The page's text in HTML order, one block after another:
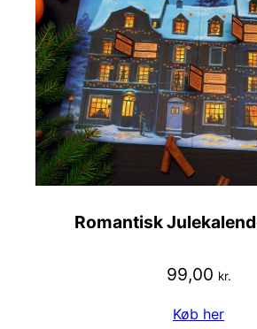
Romantisk
99,00 kr.
Køb her